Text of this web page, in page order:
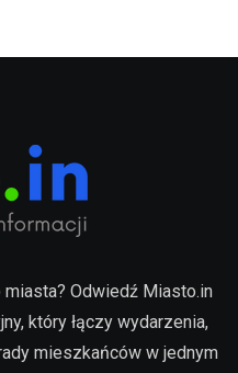
Odwiedź Miasto.in
który łączy wydarzenia,
mieszkańców w jednym